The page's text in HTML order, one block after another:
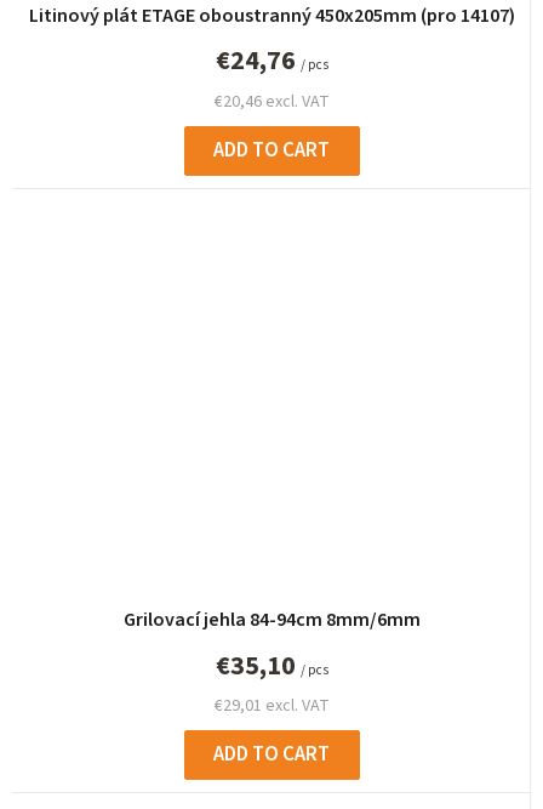
Litinový plát ETAGE oboustranný 450x205mm (pro 14107)
€20,46 excl. VAT
€24,76 / pcs
ADD TO CART
Grilovací jehla 84-94cm 8mm/6mm
€29,01 excl. VAT
€35,10 / pcs
ADD TO CART